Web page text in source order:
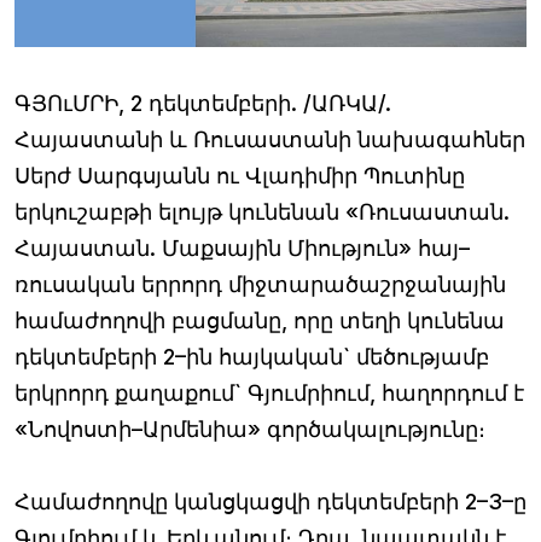
ԳՅՈւՄՐԻ, 2 դեկտեմբերի. /ԱՌԿԱ/.
Հայաստանի և Ռուսաստանի նախագահներ
Սերժ Սարգսյանն ու Վլադիմիր Պուտինը
երկուշաբթի ելույթ կունենան «Ռուսաստան.
Հայաստան. Մաքսային Միություն» հայ–
ռուսական երրորդ միջտարածաշրջանային
համաժողովի բացմանը, որը տեղի կունենա
դեկտեմբերի 2–ին հայկական` մեծությամբ
երկրորդ քաղաքում` Գյումրիում, հաղորդում է
«Նովոստի–Արմենիա» գործակալությունը։
Համաժողովը կանցկացվի դեկտեմբերի 2–3–ը